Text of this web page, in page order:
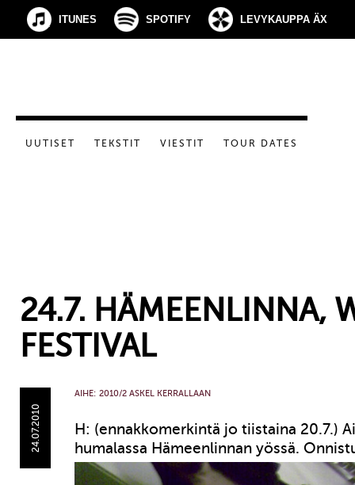
ITUNES SPOTIFY LEVYKAUPPA ÄX
UUTISET TEKSTIT VIESTIT TOUR DATES
24.7. HÄMEENLINNA,
FESTIVAL
24.07.2010
AIHE: 2010/2 ASKEL KERRALLAAN
H: (ennakkomerkintä jo tiistaina 20.7.)
humalassa Hämeenlinnan yössä.